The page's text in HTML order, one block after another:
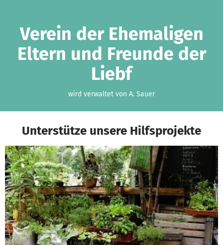
Verein der Ehemaligen
Eltern und Freunde der
Liebf
wird verwaltet von A. Sauer
Unterstütze unsere Hilfsprojekte